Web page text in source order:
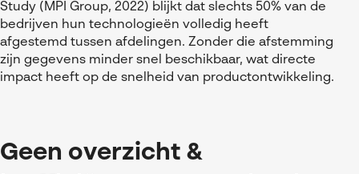
Study (MPI Group, 2022) blijkt dat slechts 50% van de
bedrijven hun technologieën volledig heeft
afgestemd tussen afdelingen. Zonder die afstemming
zijn gegevens minder snel beschikbaar, wat directe
impact heeft op de snelheid van productontwikkeling.
Geen overzicht &